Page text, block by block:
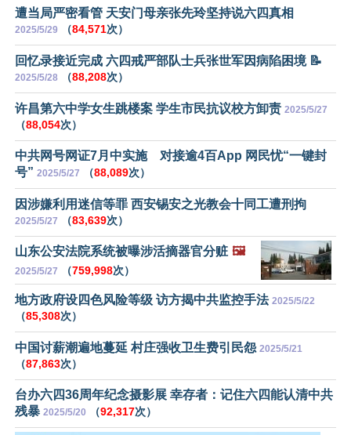
遭当局严密看管 天安门母亲张先玲坚持说六四真相
2025/5/29 （84,571次）
回忆录接近完成 六四戒严部队士兵张世军因病陷困境 📝
2025/5/28 （88,208次）
许昌第六中学女生跳楼案 学生市民抗议校方卸责 2025/5/27
（88,054次）
中共网号网证7月中实施 对接逾4百App 网民忧“一键封
号” 2025/5/27 （88,089次）
因涉嫌利用迷信等罪 西安锡安之光教会十同工遭刑拘
2025/5/27 （83,639次）
山东公安法院系统被曝涉活摘器官分赃 🖼️
2025/5/27 （759,998次）
地方政府设四色风险等级 访方揭中共监控手法 2025/5/22
（85,308次）
中国讨薪潮遍地蔓延 村庄强收卫生费引民怨 2025/5/21
（87,863次）
台办六四36周年纪念摄影展 幸存者：记住六四能认清中共
残暴 2025/5/20 （92,317次）